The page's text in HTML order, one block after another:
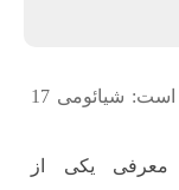
قابلیت ارتباط ماهواره‌ای مستقیم در راه است: شیائومی 17
معرفی یکی از